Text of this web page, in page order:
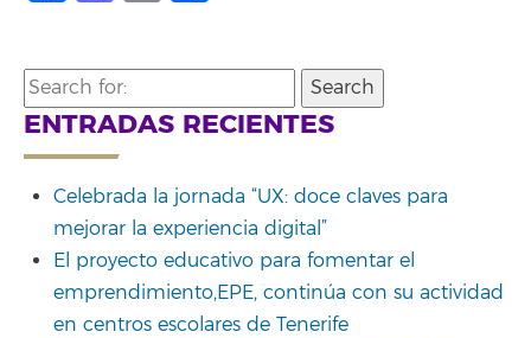
Search
for:
ENTRADAS RECIENTES
Celebrada la jornada “UX: doce claves para
mejorar la experiencia digital”
El proyecto educativo para fomentar el
emprendimiento,EPE, continúa con su actividad
en centros escolares de Tenerife